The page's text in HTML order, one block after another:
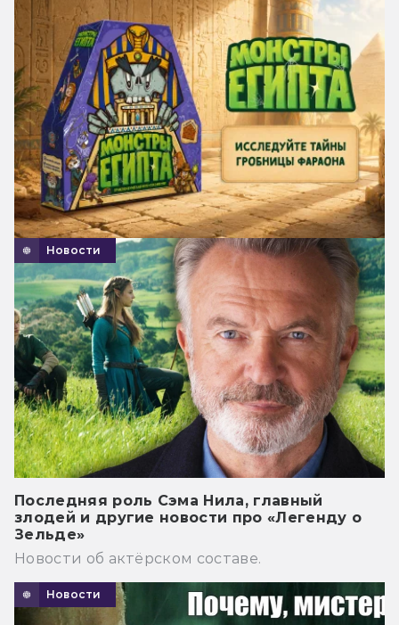
Новости
Последняя роль Сэма Нила, главный
злодей и другие новости про «Легенду о
Зельде»
Новости об актёрском составе.
Новости